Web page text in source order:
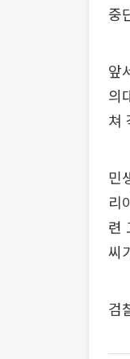
중
앞
의
쳐
민
리
련
씨
검